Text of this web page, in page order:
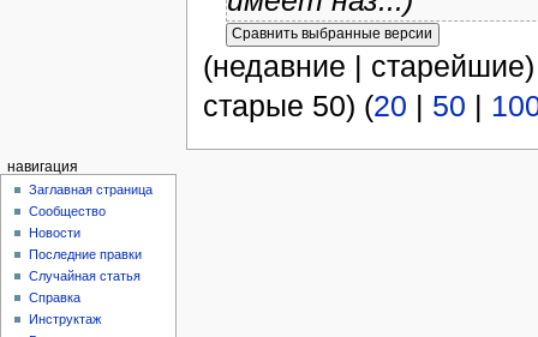
(недавние |
старые 50) (20 | 50 |
навигация
Заглавная страница
Сообщество
Новости
Последние правки
Случайная статья
Справка
Инструктаж